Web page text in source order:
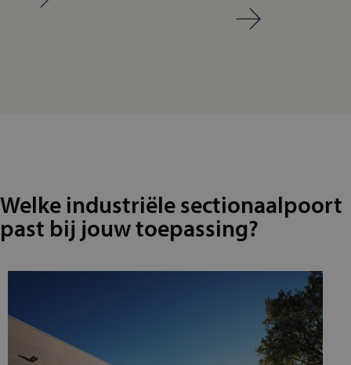
Welke industriële sectionaalpoort
past bij jouw toepassing?